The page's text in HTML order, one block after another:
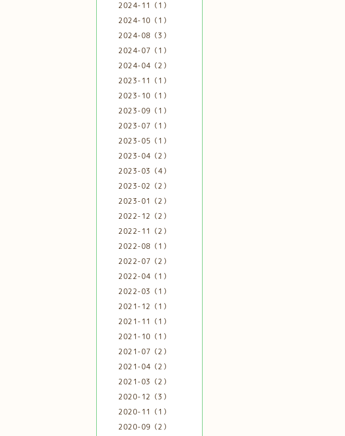
2024-11（1）
2024-10（1）
2024-08（3）
2024-07（1）
2024-04（2）
2023-11（1）
2023-10（1）
2023-09（1）
2023-07（1）
2023-05（1）
2023-04（2）
2023-03（4）
2023-02（2）
2023-01（2）
2022-12（2）
2022-11（2）
2022-08（1）
2022-07（2）
2022-04（1）
2022-03（1）
2021-12（1）
2021-11（1）
2021-10（1）
2021-07（2）
2021-04（2）
2021-03（2）
2020-12（3）
2020-11（1）
2020-09（2）